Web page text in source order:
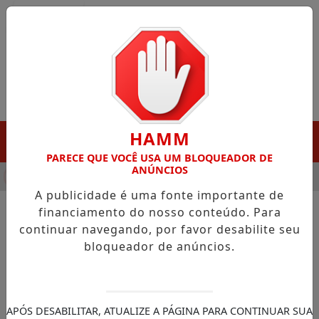
EM PORTO GRANDE COM ATUAÇÃO VOLTADA AO
NOTÍCIAS/VITÓRIA DO JARI
Detran intensifica ações do
Amapá
HAMM
PARECE QUE VOCÊ USA UM BLOQUEADOR DE
ANÚNCIOS
A publicidade é uma fonte importante de
financiamento do nosso conteúdo. Para
continuar navegando, por favor desabilite seu
bloqueador de anúncios.
APÓS DESABILITAR, ATUALIZE A PÁGINA PARA CONTINUAR SUA